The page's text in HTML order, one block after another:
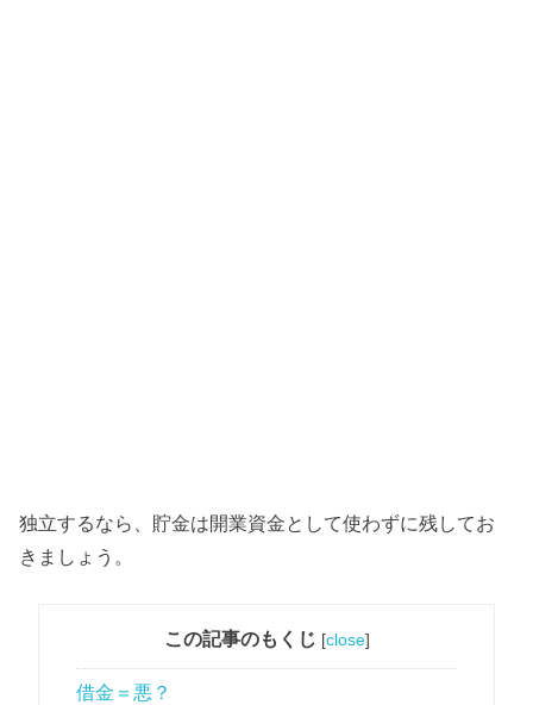
独立するなら、貯金は開業資金として使わずに残してお
きましょう。
この記事のもくじ [close]
借金＝悪？